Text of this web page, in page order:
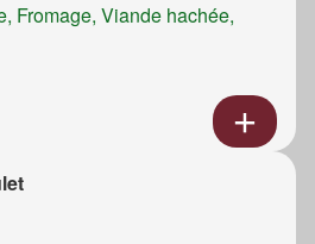
Fromage, Viande hachée,